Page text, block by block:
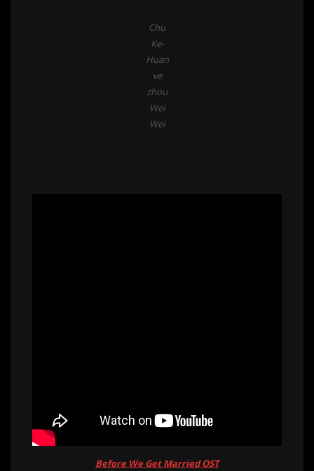
Chu
Ke-
Huan
ve
zhou
Wei
Wei
Before We Get Married OST